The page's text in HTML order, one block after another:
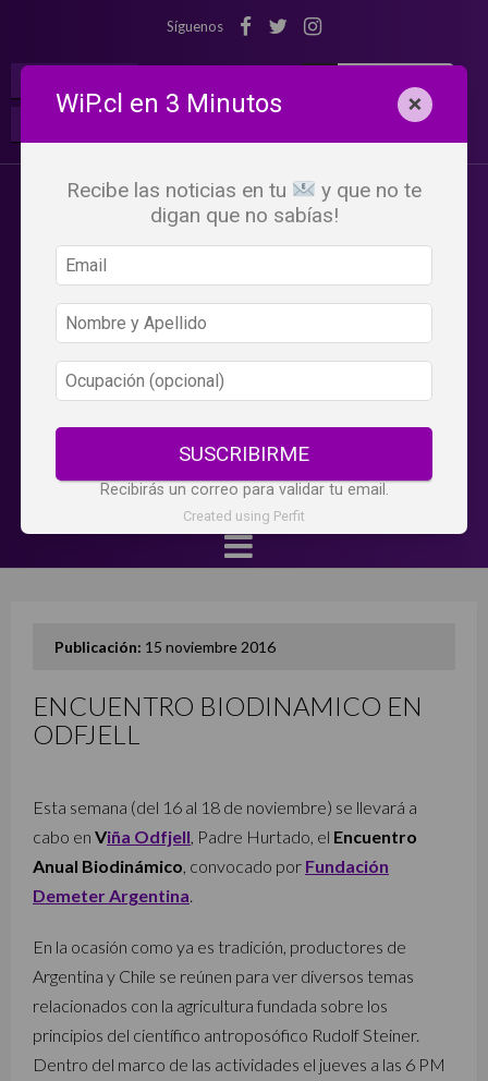
Síguenos
Publicación: 15 noviembre 2016
ENCUENTRO BIODINAMICO EN
ODFJELL
Esta semana (del 16 al 18 de noviembre) se llevará a
cabo en Viña Odfjell , Padre Hurtado, el Encuentro
Anual Biodinámico , convocado por Fundación
Demeter Argentina
En la ocasión como ya es tradición, productores de
Argentina y Chile se reúnen para ver diversos temas
relacionados con la agricultura fundada sobre los
principios del científico antroposófico Rudolf Steiner.
Dentro del marco de las actividades el jueves a las 6 PM
WiP.cl en 3 Minutos ×
Recibe las noticias en tu
y que no te
digan que no sabías!
SUSCRIBIRME
Recibirás un correo para validar tu email.
Created using Perfit